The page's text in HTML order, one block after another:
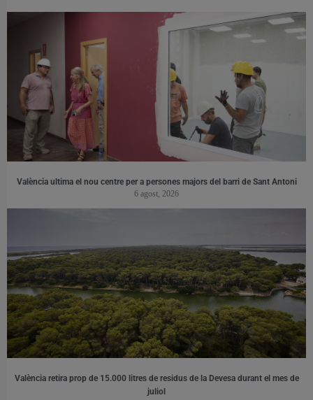
València ultima el nou centre per a persones majors del barri de Sant Antoni
6 agost, 2026
València retira prop de 15.000 litres de residus de la Devesa durant el mes de
juliol